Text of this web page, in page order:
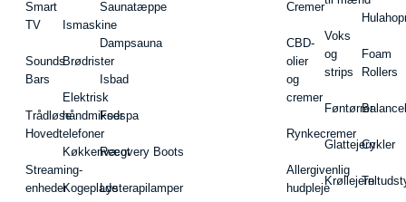
Smart
TV
Sounds
Bars
Trådløse
Hovedtelefoner
Streaming-
enheder
Ismaskine
Brødrister
Elektrisk
håndmikser
Køkkenvægt
Kogeplade
Saunatæppe
Dampsauna
Isbad
Fodspa
Recovery Boots
Lysterapilamper
Cremer
CBD-
olier
og
cremer
Rynkecremer
Allergivenlig
hudpleje
Voks
og
strips
Føntørrer
Glattejern
Krøllejern
Foam
Rollers
Cykler